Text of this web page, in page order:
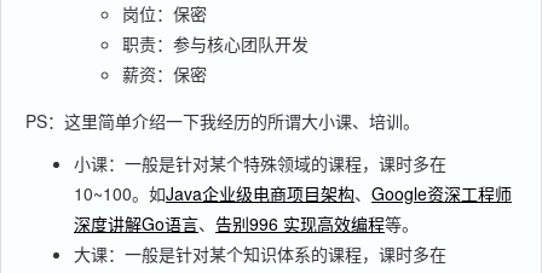
岗位：保密
职责：参与核心团队开发
薪资：保密
PS：这里简单介绍一下我经历的所谓大小课、培训。
小课：一般是针对某个特殊领域的课程，课时多在
10~100。如Java企业级电商项目架构、 Google资深工程师
深度讲解Go语言、 告别996 实现高效编程等。
大课：一般是针对某个知识体系的课程，课时多在